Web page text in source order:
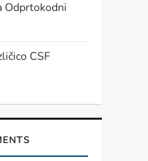
Odprtokodni
CSF